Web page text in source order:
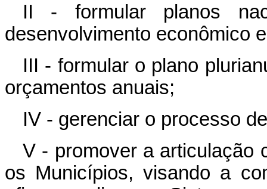
II - formular planos
desenvolvimento econômico
III - formular o plano
orçamentos anuais;
IV - gerenciar o processo
V - promover a articulação
os Municípios, visando a